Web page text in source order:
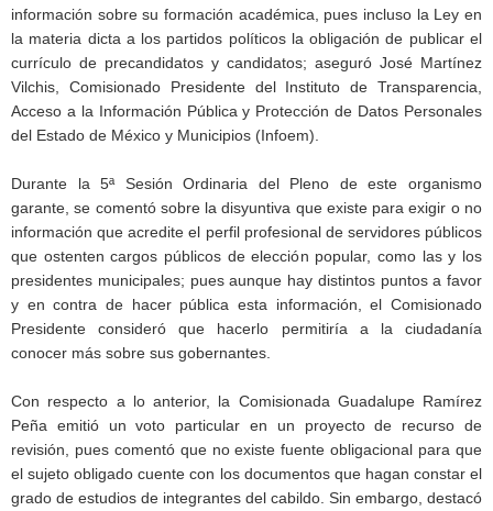
información sobre su formación académica, pues incluso la Ley en
la materia dicta a los partidos políticos la obligación de publicar el
currículo de precandidatos y candidatos; aseguró José Martínez
Vilchis, Comisionado Presidente del Instituto de Transparencia,
Acceso a la Información Pública y Protección de Datos Personales
del Estado de México y Municipios (Infoem).
Durante la 5ª Sesión Ordinaria del Pleno de este organismo
garante, se comentó sobre la disyuntiva que existe para exigir o no
información que acredite el perfil profesional de servidores públicos
que ostenten cargos públicos de elección popular, como las y los
presidentes municipales; pues aunque hay distintos puntos a favor
y en contra de hacer pública esta información, el Comisionado
Presidente consideró que hacerlo permitiría a la ciudadanía
conocer más sobre sus gobernantes.
Con respecto a lo anterior, la Comisionada Guadalupe Ramírez
Peña emitió un voto particular en un proyecto de recurso de
revisión, pues comentó que no existe fuente obligacional para que
el sujeto obligado cuente con los documentos que hagan constar el
grado de estudios de integrantes del cabildo. Sin embargo, destacó